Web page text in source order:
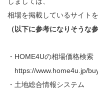
相場を掲載しているサイト
（以下に参考になりそうな
・HOME4Uの相場価格検索
https://www.home4u.jp/
・土地総合情報システム